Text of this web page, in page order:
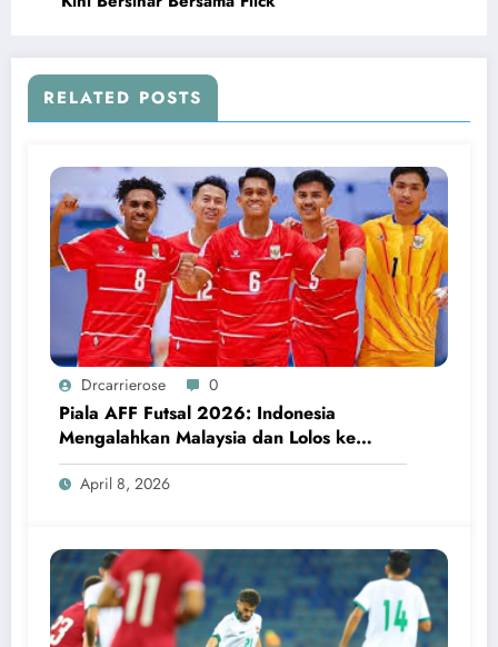
RELATED POSTS
Drcarrierose 0
Piala AFF Futsal 2026: Indonesia
Mengalahkan Malaysia dan Lolos ke
Semifinal
April 8, 2026